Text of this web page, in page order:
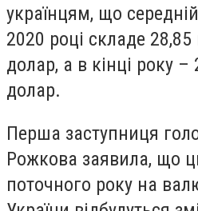
українцям, що
2020 році складе 28,85
долар, а в кінці року –
долар.
Перша заступниця
Рожкова заявила, що
поточного року на